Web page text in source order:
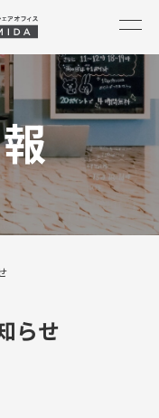
らせ